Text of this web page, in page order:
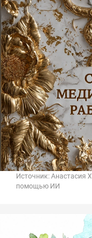
Источник:Анастасия
помощью ИИ